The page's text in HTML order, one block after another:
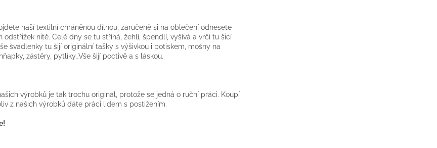
naší textilní chráněnou dílnou, zaručeně si na oblečení odnesete
odstřižek nitě. Celé dny se tu stříhá, žehlí, špendlí, vyšívá a vrčí tu šicí
švadlenky tu šijí originální tašky s výšivkou i potiskem, mošny na
zástěry, pytlíky…Vše šijí poctivě a s láskou.
výrobků je tak trochu originál, protože se jedná o ruční práci. Koupí
z našich výrobků dáte práci lidem s postižením.